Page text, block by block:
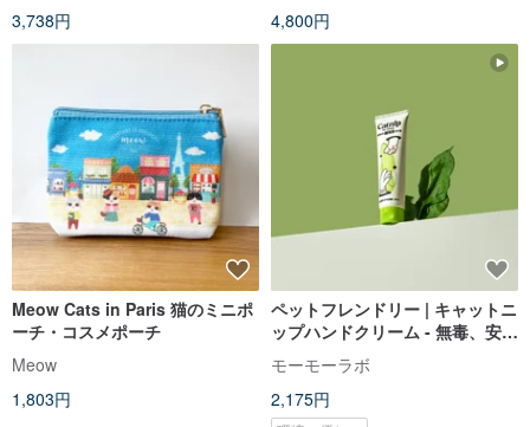
3,738円
4,800円
Meow Cats in Paris 猫のミニポ
ーチ・コスメポーチ
Meow
1,803円
ペットフレンドリー | キャットニ
ップハンドクリーム - 無毒、安
全、無香料
モーモーラボ
2,175円